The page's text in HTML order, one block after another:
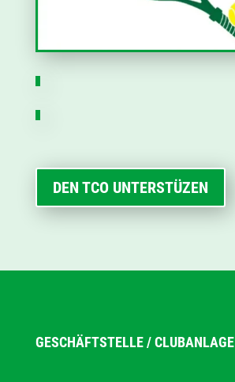
DEN TCO UNTERSTÜZEN
GESCHÄFTSTELLE / CLUBANLAGE